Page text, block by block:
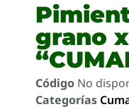
grano x
Código No
Categorías